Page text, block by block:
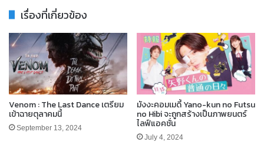
เรื่องที่เกี่ยวข้อง
Venom : The Last Dance เตรียม
เข้าฉายตุลาคมนี้
September 13, 2024
มังงะคอมเมดี้ Yano-kun no Futsu
no Hibi จะถูกสร้างเป็นภาพยนตร์
ไลฟ์แอคชั่น
July 4, 2024